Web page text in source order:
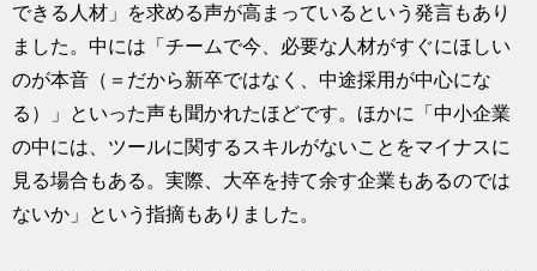
できる人材」を求める声が高まっているという発言もあり
ました。中には「チームで今、必要な人材がすぐにほしい
のが本音（＝だから新卒ではなく、中途採用が中心にな
る）」といった声も聞かれたほどです。ほかに「中小企業
の中には、ツールに関するスキルがないことをマイナスに
見る場合もある。実際、大卒を持て余す企業もあるのでは
ないか」という指摘もありました。